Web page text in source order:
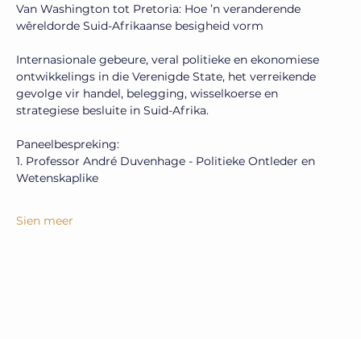
Van Washington tot Pretoria: Hoe ’n veranderende
wêreldorde Suid-Afrikaanse besigheid vorm
Internasionale gebeure, veral politieke en ekonomiese
ontwikkelings in die Verenigde State, het verreikende
gevolge vir handel, belegging, wisselkoerse en
strategiese besluite in Suid-Afrika.
Paneelbespreking:
1. Professor André Duvenhage - Politieke Ontleder en
Wetenskaplike
Sien meer